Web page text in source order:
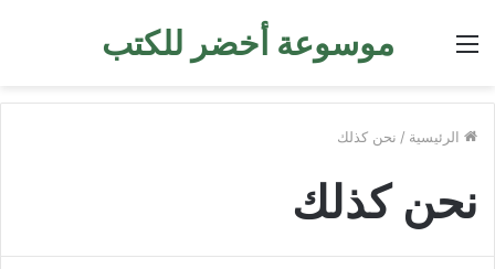
موسوعة أخضر للكتب القائمة
الرئيسية / نحن كذلك
نحن كذلك